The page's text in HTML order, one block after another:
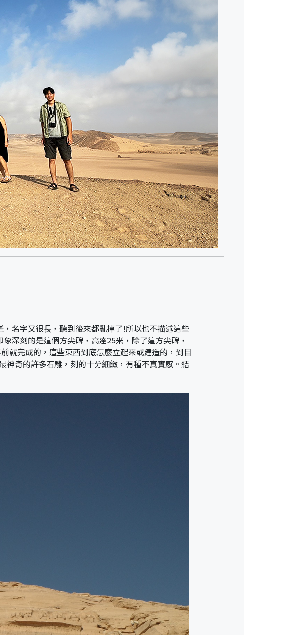
名字又很長，聽到後來都亂掉了!所以也不描述這些
深刻的是這個方尖碑，高達25米，除了這方尖碑，
就完成的，這些東西到底怎麼立起來或建造的，到目
奇的許多石雕，刻的十分細緻，有種不真實感。結